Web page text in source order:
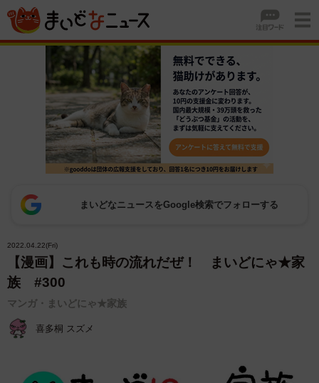
まいどなニュースをGoogle検索でフォローする
2022.04.22(Fri)
【漫画】これも時の流れだぜ！ まいどにゃ★家
族 #300
マンガ・まいどにゃ★家族
喜多桐 スズメ